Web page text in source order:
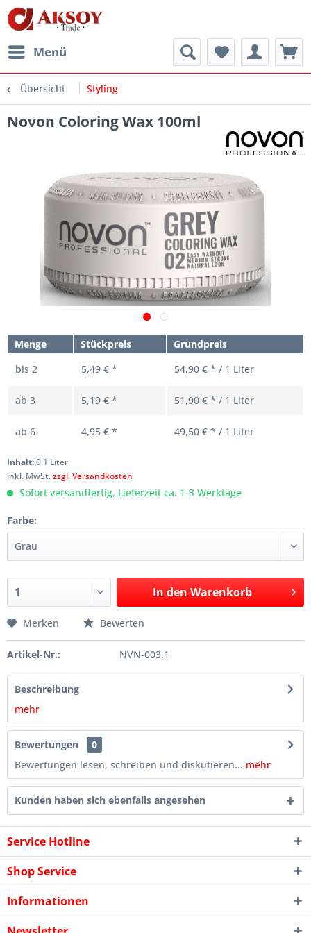
Menü
Übersicht Styling
Novon Coloring Wax 100ml
Menge Stückpreis
Grundpreis
bis 2 5,49 € * 54,90 € * / 1 Liter
ab 3 5,19 € * 51,90 € * / 1 Liter
ab 6 4,95 € * 49,50 € * / 1 Liter
Inhalt:0.1 Liter
inkl. MwSt.zzgl. Versandkosten
Sofort versandfertig, Lieferzeit ca. 1-3 Werktage
Farbe:
In den Warenkorb
Merken Bewerten
Artikel-Nr.: NVN-003.1
Beschreibung
mehr
Bewertungen
0
Bewertungen lesen, schreiben und diskutieren... mehr
Kunden haben sich ebenfalls angesehen
Service Hotline
Shop Service
Informationen